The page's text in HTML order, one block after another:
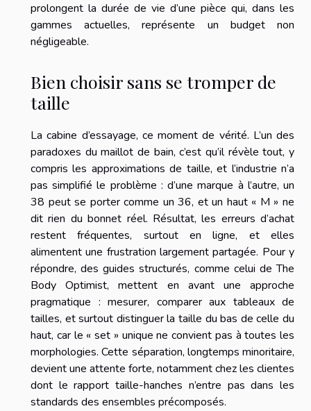
prolongent la durée de vie d’une pièce qui, dans les
gammes actuelles, représente un budget non
négligeable.
Bien choisir sans se tromper de
taille
La cabine d’essayage, ce moment de vérité. L’un des
paradoxes du maillot de bain, c’est qu’il révèle tout, y
compris les approximations de taille, et l’industrie n’a
pas simplifié le problème : d’une marque à l’autre, un
38 peut se porter comme un 36, et un haut « M » ne
dit rien du bonnet réel. Résultat, les erreurs d’achat
restent fréquentes, surtout en ligne, et elles
alimentent une frustration largement partagée. Pour y
répondre, des guides structurés, comme celui de The
Body Optimist, mettent en avant une approche
pragmatique : mesurer, comparer aux tableaux de
tailles, et surtout distinguer la taille du bas de celle du
haut, car le « set » unique ne convient pas à toutes les
morphologies. Cette séparation, longtemps minoritaire,
devient une attente forte, notamment chez les clientes
dont le rapport taille-hanches n’entre pas dans les
standards des ensembles précomposés.